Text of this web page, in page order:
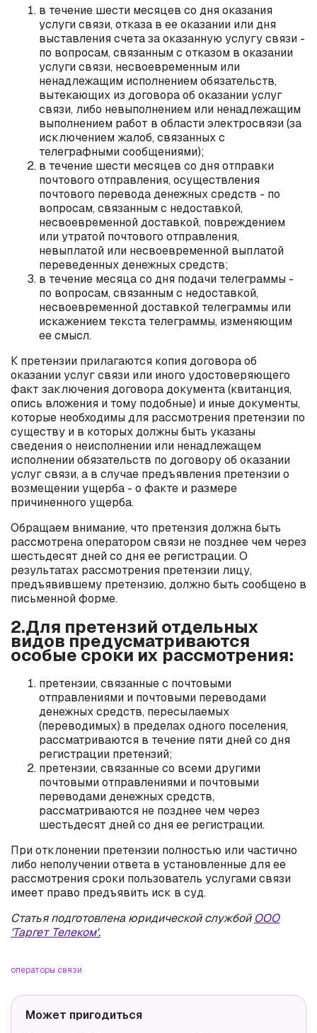
в течение шести месяцев со дня оказания
услуги связи, отказа в ее оказании или дня
выставления счета за оказанную услугу связи -
по вопросам, связанным с отказом в оказании
услуги связи, несвоевременным или
ненадлежащим исполнением обязательств,
вытекающих из договора об оказании услуг
связи, либо невыполнением или ненадлежащим
выполнением работ в области электросвязи (за
исключением жалоб, связанных с
телеграфными сообщениями);
в течение шести месяцев со дня отправки
почтового отправления, осуществления
почтового перевода денежных средств - по
вопросам, связанным с недоставкой,
несвоевременной доставкой, повреждением
или утратой почтового отправления,
невыплатой или несвоевременной выплатой
переведенных денежных средств;
в течение месяца со дня подачи телеграммы -
по вопросам, связанным с недоставкой,
несвоевременной доставкой телеграммы или
искажением текста телеграммы, изменяющим
ее смысл.
К претензии прилагаются копия договора об
оказании услуг связи или иного удостоверяющего
факт заключения договора документа (квитанция,
опись вложения и тому подобные) и иные документы,
которые необходимы для рассмотрения претензии по
существу и в которых должны быть указаны
сведения о неисполнении или ненадлежащем
исполнении обязательств по договору об оказании
услуг связи, а в случае предъявления претензии о
возмещении ущерба - о факте и размере
причиненного ущерба.
Обращаем внимание, что претензия должна быть
рассмотрена оператором связи не позднее чем через
шестьдесят дней со дня ее регистрации. О
результатах рассмотрения претензии лицу,
предъявившему претензию, должно быть сообщено в
письменной форме.
2.Для претензий отдельных
видов предусматриваются
особые сроки их рассмотрения:
претензии, связанные с почтовыми
отправлениями и почтовыми переводами
денежных средств, пересылаемых
(переводимых) в пределах одного поселения,
рассматриваются в течение пяти дней со дня
регистрации претензий;
претензии, связанные со всеми другими
почтовыми отправлениями и почтовыми
переводами денежных средств,
рассматриваются не позднее чем через
шестьдесят дней со дня ее регистрации.
При отклонении претензии полностью или частично
либо неполучении ответа в установленные для ее
рассмотрения сроки пользователь услугами связи
имеет право предъявить иск в суд.
Статья подготовлена юридической службойООО
'Таргет Телеком'.
операторы связи
Может пригодиться